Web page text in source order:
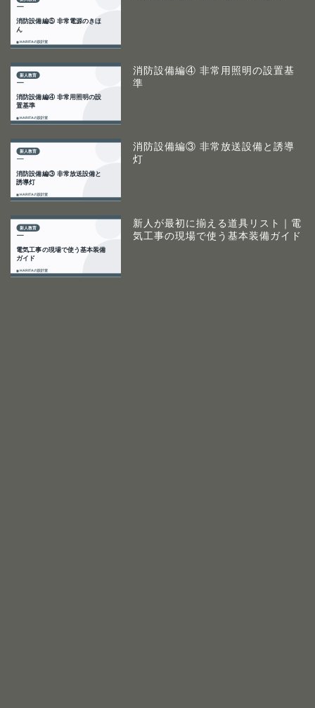
消防設備編④ 非常用照明の設置基
準
消防設備編③ 非常放送設備と誘導
灯
新人が最初に揃える道具リスト｜電
気工事の現場で使う基本装備ガイド